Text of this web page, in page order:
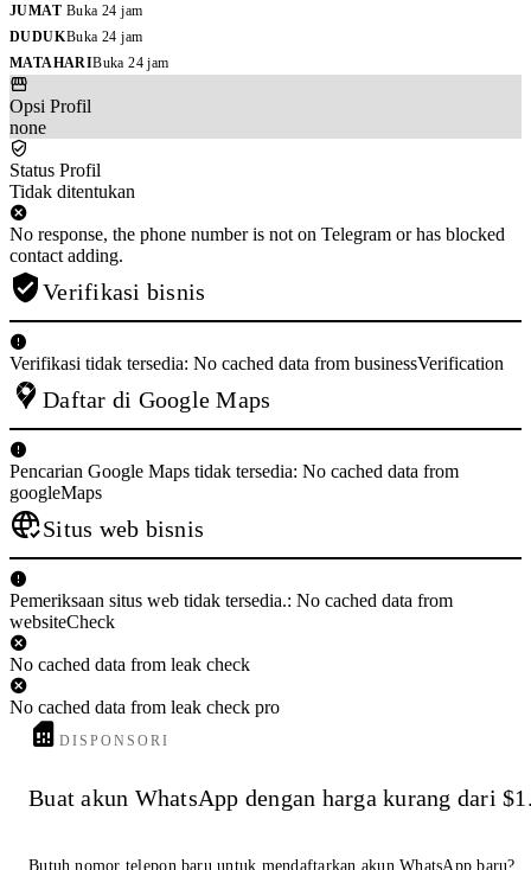
JUMAT Buka 24 jam
DUDUKBuka 24 jam
MATAHARIBuka 24 jam
Opsi Profil
none
Status Profil
Tidak ditentukan
No response, the phone number is not on Telegram or has blocked
contact adding.
Verifikasi bisnis
Verifikasi tidak tersedia: No cached data from businessVerification
Daftar di Google Maps
Pencarian Google Maps tidak tersedia: No cached data from
googleMaps
Situs web bisnis
Pemeriksaan situs web tidak tersedia.: No cached data from
websiteCheck
No cached data from leak check
No cached data from leak check pro
DISPONSORI
Buat akun WhatsApp dengan harga kurang dari
Butuh nomor telepon baru untuk mendaftarkan akun WhatsApp baru?